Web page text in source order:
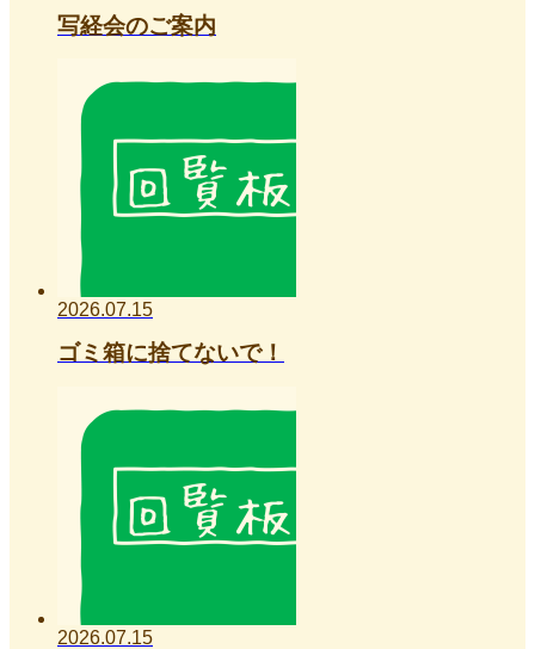
写経会のご案内
2026.07.15
ゴミ箱に捨てないで！
2026.07.15